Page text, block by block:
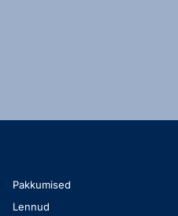
Pakkumised
Lennud